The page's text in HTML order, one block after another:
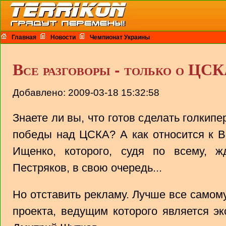
Главная Новости Чемпионат Украины
Все разговоры - только о
Добавлено: 2009-03-18 15:32:58
Знаете ли вы, что готов сделать
победы над ЦСКА? А как относится к
Ищенко, которого, судя по всему,
Пестряков, в свою очередь...
Но отставить рекламу. Лучше все
проекта, ведущим которого является